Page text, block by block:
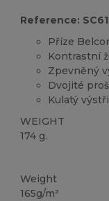
Reference:
Příze
Kontrastní
Zpevněný
Dvojité
Kulatý
WEIGHT
174 g.
Weight
165g/m²